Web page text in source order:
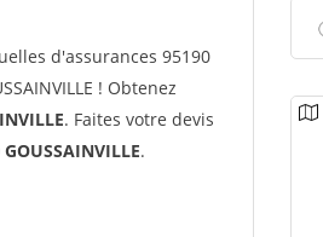
d'assurances 95190
! Obtenez
. Faites votre devis
.